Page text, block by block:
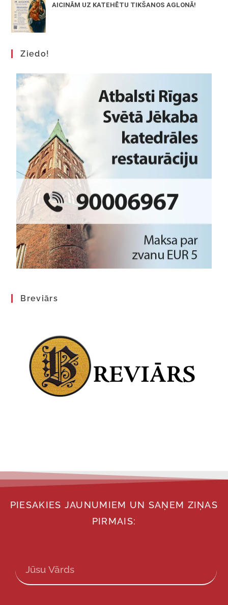
AICINĀM UZ KATEHĒTU TIKŠANOS AGLONĀ!
Ziedo!
Breviārs
PIESAKIES JAUNUMIEM UN SAŅEM ZIŅAS
PIRMAIS: